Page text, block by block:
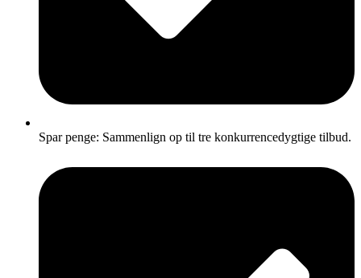
Spar penge: Sammenlign op til tre konkurrencedygtige tilbud.